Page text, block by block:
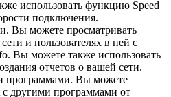
использовать функцию Speed
подключения.
Вы можете просматривать
и пользователях в ней с
Вы можете также использовать
отчетов о вашей сети.
программами. Вы можете
с другими программами от